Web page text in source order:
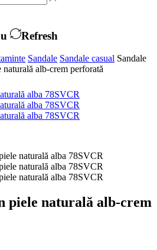
Refresh
Sandale Sandale casual Sandale
naturală alb-crem perforată
piele naturală alb-crem